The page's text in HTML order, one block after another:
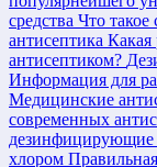
средства Что такое
антисептика Какая
антисептиком?
Информация для
Медицинские
современных
дезинфицирующие
хлором